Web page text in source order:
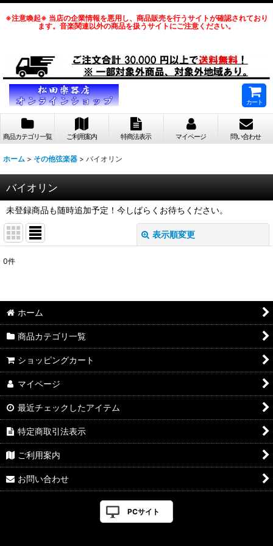
※注意喚起※ 当店の企業情報を悪用し、商品販売を行うサイトが確認されており
ます。音楽関連以外の商品を扱うサイトにご注意ください。
カート
商品カテゴリ一覧 ご利用案内 特商法表示 マイページ 問い合わせ
ホーム > その他弦楽器 > バイオリン
バイオリン
未登録商品も随時追加予定！今しばらくお待ちください。
表示順変更
並び順:
0件
ホーム
商品カテゴリ一覧
ショッピングカート
マイページ
最近チェックしたアイテム
特定商取引法表示
ご利用案内
お問い合わせ
PCサイト